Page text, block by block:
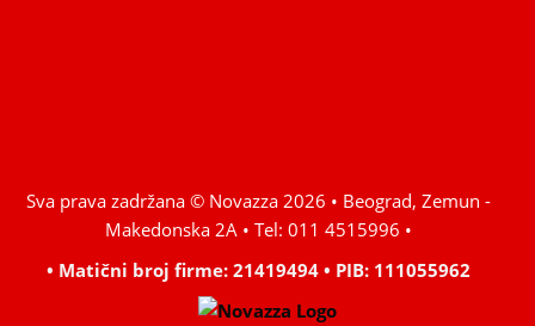
Sva prava zadržana © Novazza 2026 • Beograd, Zemun -
Makedonska 2A • Tel: 011 4515996 •
• Matični broj firme: 21419494 • PIB: 111055962